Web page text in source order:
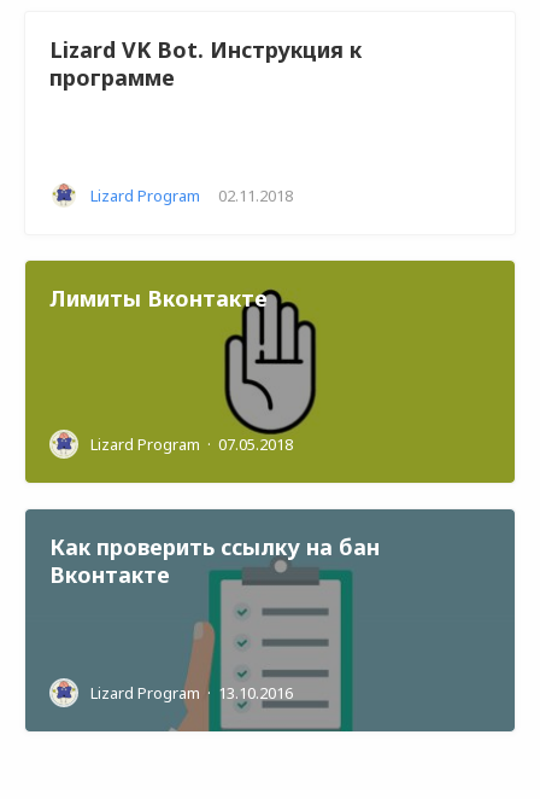
Lizard VK Bot. Инструкция к
программе
Lizard Program 02.11.2018
Лимиты Вконтакте
Lizard Program · 07.05.2018
Как проверить ссылку на бан
Вконтакте
Lizard Program · 13.10.2016